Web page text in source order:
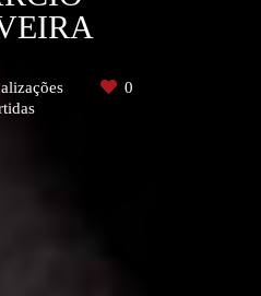
0